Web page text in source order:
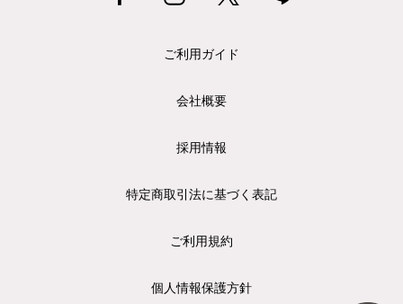
ご利用ガイド
会社概要
採用情報
特定商取引法に基づく表記
ご利用規約
個人情報保護方針